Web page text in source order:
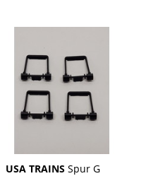
USA TRAINS Spur G